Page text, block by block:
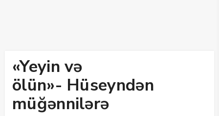
«Yeyin və
ölün»- Hüseyndən
müğənnilərə